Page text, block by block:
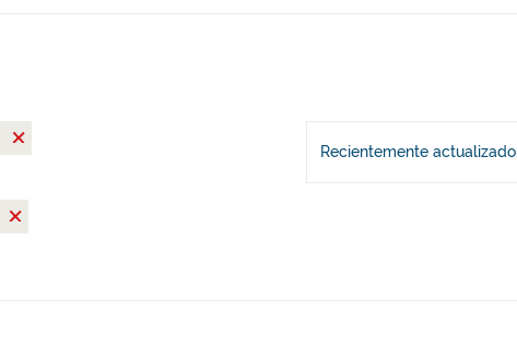
Recientemente actualizado